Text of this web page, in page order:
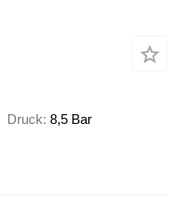
Druck 8,5 Bar